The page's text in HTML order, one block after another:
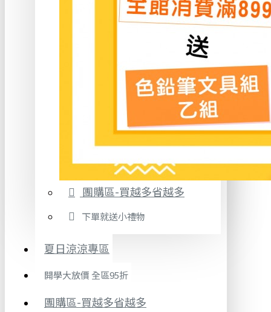
團購區-買越多省越多
下單就送小禮物
夏日涼涼專區
開學大放價 全區95折
團購區-買越多省越多